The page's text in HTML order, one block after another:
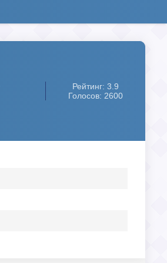
Рейтинг: 3.9
Голосов: 2600